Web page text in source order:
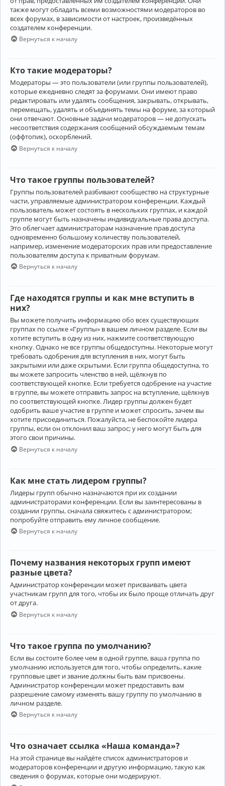
также могут обладать всеми возможностями модераторов во
всех форумах, в зависимости от настроек, произведённых
создателем конференции.
Вернуться к началу
Кто такие модераторы?
Модераторы — это пользователи (или группы пользователей),
которые ежедневно следят за форумами. Они имеют право
редактировать или удалять сообщения, закрывать, открывать,
перемещать, удалять и объединять темы на форуме, за который
они отвечают. Основные задачи модераторов — не допускать
несоответствия содержания сообщений обсуждаемым темам
(оффтопик), оскорблений.
Вернуться к началу
Что такое группы пользователей?
Группы пользователей разбивают сообщество на структурные
части, управляемые администратором конференции. Каждый
пользователь может состоять в нескольких группах, и каждой
группе могут быть назначены индивидуальные права доступа.
Это облегчает администраторам назначение прав доступа
одновременно большому количеству пользователей,
например, изменение модераторских прав или предоставление
пользователям доступа к приватным форумам.
Вернуться к началу
Где находятся группы и как мне вступить в
них?
Вы можете получить информацию обо всех существующих
группах по ссылке «Группы» в вашем личном разделе. Если вы
хотите вступить в одну из них, нажмите соответствующую
кнопку. Однако не все группы общедоступны. Некоторые могут
требовать одобрения для вступления в них, могут быть
закрытыми или даже скрытыми. Если группа общедоступна, то
вы можете запросить членство в ней, щёлкнув по
соответствующей кнопке. Если требуется одобрение на участие
в группе, вы можете отправить запрос на вступление, щёлкнув
по соответствующей кнопке. Лидер группы должен будет
одобрить ваше участие в группе и может спросить, зачем вы
хотите присоединиться. Пожалуйста, не беспокойте лидера
группы, если он отклонил ваш запрос; у него могут быть для
этого свои причины.
Вернуться к началу
Как мне стать лидером группы?
Лидеры групп обычно назначаются при их создании
администраторами конференции. Если вы заинтересованы в
создании группы, сначала свяжитесь с администратором;
попробуйте отправить ему личное сообщение.
Вернуться к началу
Почему названия некоторых групп имеют
разные цвета?
Администратор конференции может присваивать цвета
участникам групп для того, чтобы их было проще отличать друг
от друга.
Вернуться к началу
Что такое группа по умолчанию?
Если вы состоите более чем в одной группе, ваша группа по
умолчанию используется для того, чтобы определить, какие
групповые цвет и звание должны быть вам присвоены.
Администратор конференции может предоставить вам
разрешение самому изменять вашу группу по умолчанию в
личном разделе.
Вернуться к началу
Что означает ссылка «Наша команда»?
На этой странице вы найдёте список администраторов и
модераторов конференции и другую информацию, такую как
сведения о форумах, которые они модерируют.